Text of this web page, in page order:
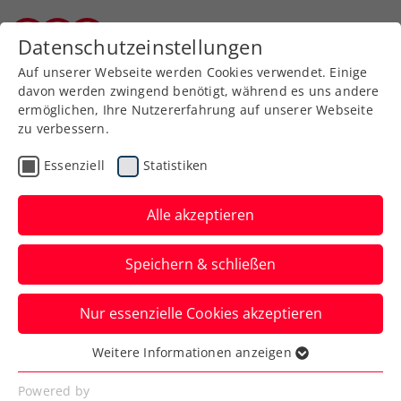
Zurück zur Newsübersicht
ATP
French Open: Auch Erler
erwischt es gegen
Weltklassedoppel
Für Österreichs Topspieler ist beim Grand
Slam in Paris mit Constantin Frantzen in
Runde zwei Schluss.
Verfasst von: Manuel Wachta, 30.05.2025
Datenschutzeinstellungen
Auf unserer Webseite werden Cookies verwendet. Einige
davon werden zwingend benötigt, während es uns andere
ermöglichen, Ihre Nutzererfahrung auf unserer Webseite
zu verbessern.
Essenziell Statistiken
Alle akzeptieren
Speichern & schließen
Nur essenzielle Cookies akzeptieren
Essenziell
Essenzielle Cookies werden für grundlegende
Weitere Informationen anzeigen
Powered by